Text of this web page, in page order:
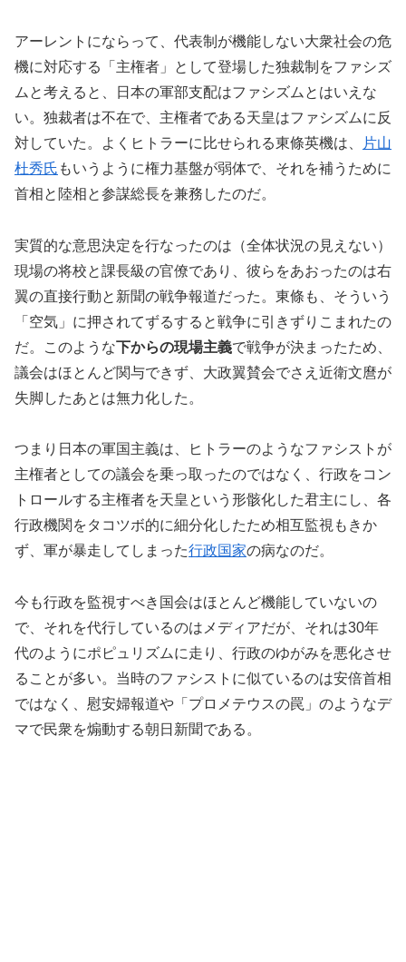
アーレントにならって、代表制が機能しない大衆社会の危
機に対応する「主権者」として登場した独裁制をファシズ
ムと考えると、日本の軍部支配はファシズムとはいえな
い。独裁者は不在で、主権者である天皇はファシズムに反
対していた。よくヒトラーに比せられる東條英機は、
片山
杜秀氏 もいうように権力基盤が弱体で、それを補うために
首相と陸相と参謀総長を兼務したのだ。
実質的な意思決定を行なったのは（全体状況の見えない）
現場の将校と課長級の官僚であり、彼らをあおったのは右
翼の直接行動と新聞の戦争報道だった。東條も、そういう
「空気」に押されてずるすると戦争に引きずりこまれたの
だ。このような下からの現場主義で戦争が決まったため、
議会はほとんど関与できず、大政翼賛会でさえ近衛文麿が
失脚したあとは無力化した。
つまり日本の軍国主義は、ヒトラーのようなファシストが
主権者としての議会を乗っ取ったのではなく、行政をコン
トロールする主権者を天皇という形骸化した君主にし、各
行政機関をタコツボ的に細分化したため相互監視もきか
ず、軍が暴走してしまった行政国家の病なのだ。
今も行政を監視すべき国会はほとんど機能していないの
で、それを代行しているのはメディアだが、それは30年
代のようにポピュリズムに走り、行政のゆがみを悪化させ
ることが多い。当時のファシストに似ているのは安倍首相
ではなく、慰安婦報道や「プロメテウスの罠」のようなデ
マで民衆を煽動する朝日新聞である。